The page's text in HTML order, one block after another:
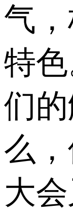
气
特
们
么
大